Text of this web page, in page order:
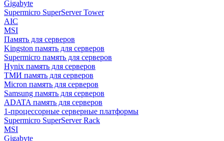
Gigabyte
Supermicro SuperServer Tower
AIC
MSI
Память для серверов
Kingston память для серверов
Supermicro память для серверов
Hynix память для серверов
ТМИ память для серверов
Micron память для серверов
Samsung память для серверов
ADATA память для серверов
1-процессорные серверные платформы
Supermicro SuperServer Rack
MSI
Gigabyte